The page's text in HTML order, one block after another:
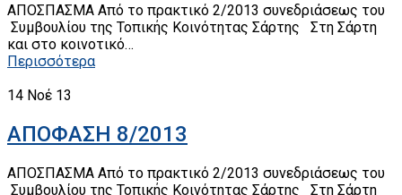
ΑΠΟΣΠΑΣΜΑ Από το πρακτικό 2/2013 συνεδριάσεως του
Συμβουλίου της Τοπικής Κοινότητας Σάρτης Στη Σάρτη
και στο κοινοτικό…
Περισσότερα
14 Νοέ 13
ΑΠΟΦΑΣΗ 8/2013
ΑΠΟΣΠΑΣΜΑ Από το πρακτικό 2/2013 συνεδριάσεως του
Συμβουλίου της Τοπικής Κοινότητας Σάρτης Στη Σάρτη